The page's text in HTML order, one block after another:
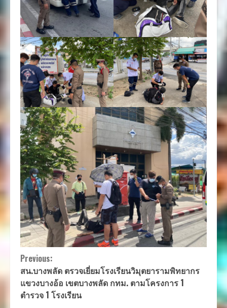
Continue
Reading
Previous:
สน.บางพลัด ตรวจเยี่ยมโรงเรียนวิมุตยารามพิทยากร
แขวงบางอ้อ เขตบางพลัด กทม. ตามโครงการ 1
ตำรวจ 1 โรงเรียน